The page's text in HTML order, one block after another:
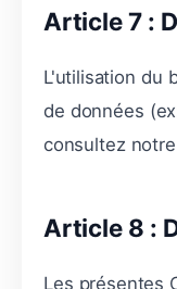
Article 7 :
L'utilisation du
de données
consultez notre
Article 8 :
Les présentes